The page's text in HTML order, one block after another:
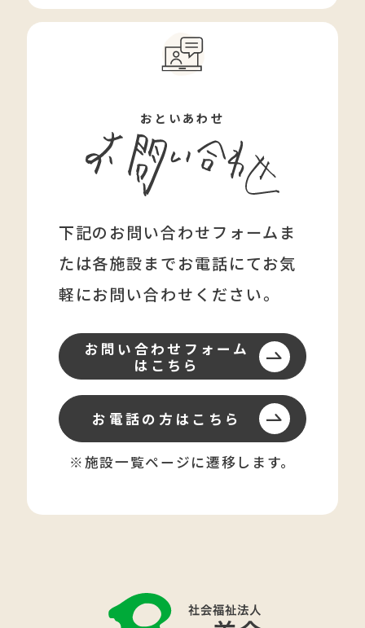
おといあわせ
下記のお問い合わせフォームま
たは各施設までお電話にてお気
軽にお問い合わせください。
お問い合わせフォーム
はこちら
お電話の方はこちら
※施設一覧ページに遷移します。